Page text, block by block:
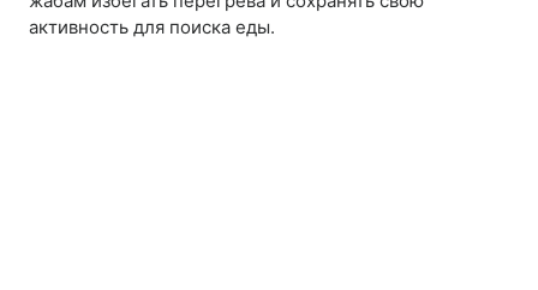
активность для поиска еды.